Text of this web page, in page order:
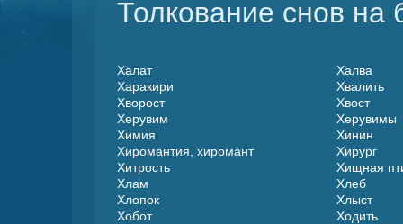
Толкование снов на
Халат
Халва
Харакири
Хвалить
Хворост
Хвост
Херувим
Херувимы
Химия
Хинин
Хиромантия, хиромант
Хирург
Хитрость
Хищная
Хлам
Хлеб
Хлопок
Хлыст
Хобот
Ходить